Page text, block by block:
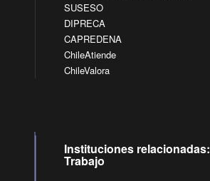
SUSESO
DIPRECA
CAPREDENA
ChileAtiende
ChileValora
Instituciones relacionadas:
Trabajo